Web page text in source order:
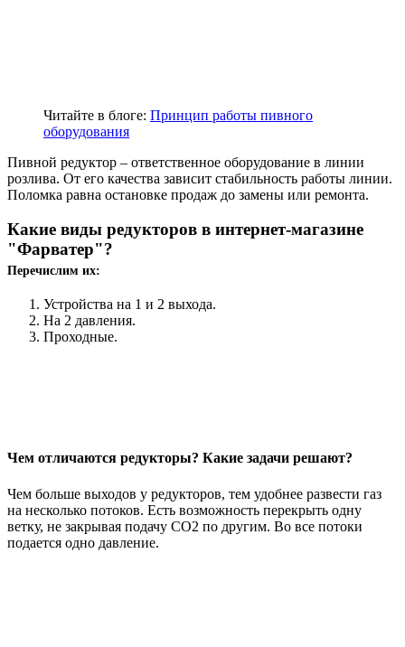
Читайте в блоге: Принцип работы пивного
оборудования
Пивной редуктор – ответственное оборудование в линии
розлива. От его качества зависит стабильность работы линии.
Поломка равна остановке продаж до замены или ремонта.
Какие виды редукторов в интернет-магазине
"Фарватер"?
Перечислим их:
Устройства на 1 и 2 выхода.
На 2 давления.
Проходные.
Чем отличаются редукторы? Какие задачи решают?
Чем больше выходов у редукторов, тем удобнее развести газ
на несколько потоков. Есть возможность перекрыть одну
ветку, не закрывая подачу СО2 по другим. Во все потоки
подается одно давление.